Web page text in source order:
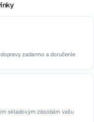
zadarmo a doručenie
skladovým zásobám vašu